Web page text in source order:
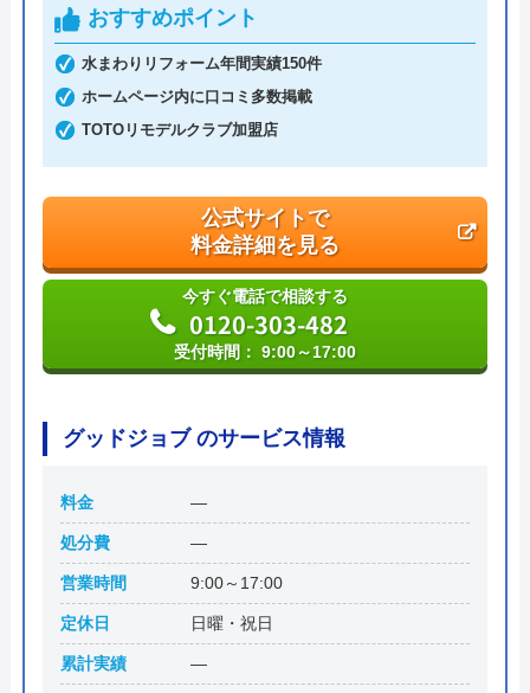
ハウスラボホーム の基本情報
運営会社 株式会社ハウスラボ
代表者
創業・設立 平成21年5月1日設立
〒556-0014
大阪府大阪市浪速区大国2丁目1番6号
おすすめポイント
水まわりリフォーム年間実績150件
ホームページ内に口コミ多数掲載
TOTOリモデルクラブ加盟店
公式サイトで
料金詳細を見る
今すぐ電話で相談する
0120-303-482
受付時間： 9:00～17:00
グッドジョブ のサービス情報
料金 ―
処分費 ―
営業時間 9:00～17:00
定休日 日曜・祝日
累計実績 ―